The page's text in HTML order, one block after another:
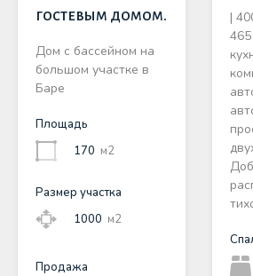
гостевым домом.
Дом с бассейном на
большом участке в
Баре
Площадь
170 м2
Размер участка
1000 м2
Продажа
|